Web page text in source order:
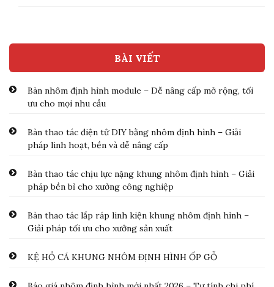
BÀI VIẾT
Bàn nhôm định hình module – Dễ nâng cấp mở rộng, tối
ưu cho mọi nhu cầu
Bàn thao tác điện tử DIY bằng nhôm định hình – Giải
pháp linh hoạt, bền và dễ nâng cấp
Bàn thao tác chịu lực nặng khung nhôm định hình – Giải
pháp bền bỉ cho xưởng công nghiệp
Bàn thao tác lắp ráp linh kiện khung nhôm định hình –
Giải pháp tối ưu cho xưởng sản xuất
KỆ HỒ CÁ KHUNG NHÔM ĐỊNH HÌNH ỐP GỖ